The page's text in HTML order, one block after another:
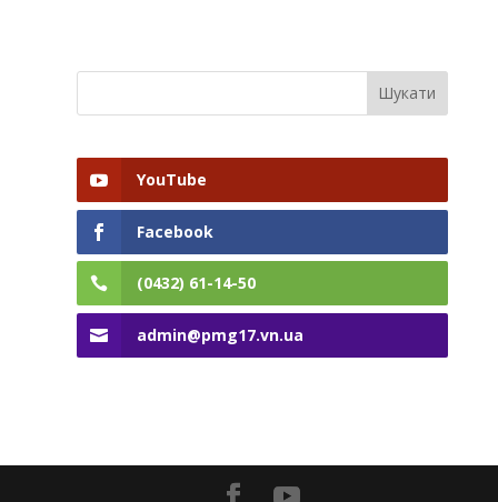
YouTube
Facebook
(0432) 61-14-50
admin@pmg17.vn.ua